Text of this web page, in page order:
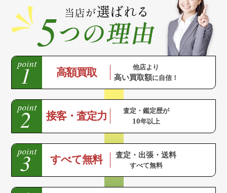
高額買取 他店より
高い買取額に自信！
接客・査定力 査定・鑑定歴が
10年以上
すべて無料 査定・出張・送料
すべて無料